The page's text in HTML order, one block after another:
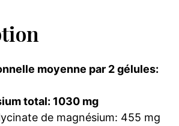
moyenne par 2 gélules:
total: 1030 mg
de magnésium: 455 mg